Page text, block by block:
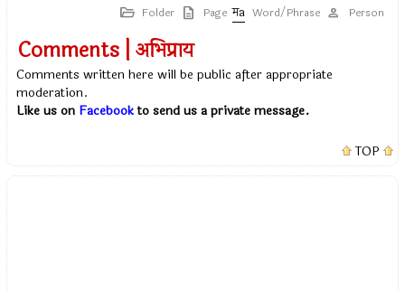
Folder Page Word/Phrase Person
Comments | अभिप्राय
Comments written here will be public after appropriate
moderation.
Like us on Facebookto send us a private message.
TOP